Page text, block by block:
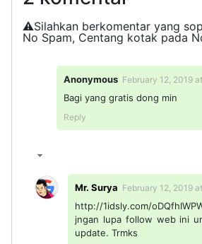
⚠️Silahkan berkomentar yang
No Spam, Centang kotak pada
Anonymous February 12, 2019
Bagi yang gratis dong min
Reply
Mr. Surya February 12, 2019
http://1idsly.com/
jngan lupa follow web ini
update. Trmks